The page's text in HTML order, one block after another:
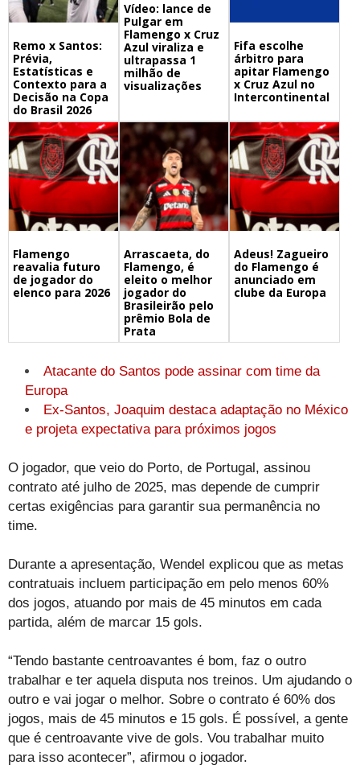
Remo x Santos:
Prévia,
Estatísticas e
Contexto para a
Decisão na Copa
do Brasil 2026
Vídeo: lance de
Pulgar em
Flamengo x Cruz
Azul viraliza e
ultrapassa 1
milhão de
visualizações
Fifa escolhe
árbitro para
apitar Flamengo
x Cruz Azul no
Intercontinental
Flamengo
reavalia futuro
de jogador do
elenco para 2026
Arrascaeta, do
Flamengo, é
eleito o melhor
jogador do
Brasileirão pelo
prêmio Bola de
Prata
Adeus! Zagueiro
do Flamengo é
anunciado em
clube da Europa
Atacante do Santos pode assinar com time da
Europa
Ex-Santos, Joaquim destaca adaptação no México
e projeta expectativa para próximos jogos
O jogador, que veio do Porto, de Portugal, assinou
contrato até julho de 2025, mas depende de cumprir
certas exigências para garantir sua permanência no
time.
Durante a apresentação, Wendel explicou que as metas
contratuais incluem participação em pelo menos 60%
dos jogos, atuando por mais de 45 minutos em cada
partida, além de marcar 15 gols.
“Tendo bastante centroavantes é bom, faz o outro
trabalhar e ter aquela disputa nos treinos. Um ajudando o
outro e vai jogar o melhor. Sobre o contrato é 60% dos
jogos, mais de 45 minutos e 15 gols. É possível, a gente
que é centroavante vive de gols. Vou trabalhar muito
para isso acontecer”, afirmou o jogador.